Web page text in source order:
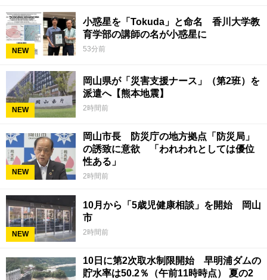
NEW
小惑星を「Tokuda」と命名 香川大学教
育学部の講師の名が小惑星に
53分前
NEW
岡山県が「災害支援ナース」（第2班）を
派遣へ【熊本地震】
2時間前
NEW
岡山市長 防災庁の地方拠点「防災局」
の誘致に意欲 「われわれとしては優位
性ある」
2時間前
NEW
10月から「5歳児健康相談」を開始 岡山
市
2時間前
10日に第2次取水制限開始 早明浦ダムの
貯水率は50.2％（午前11時時点） 夏の2